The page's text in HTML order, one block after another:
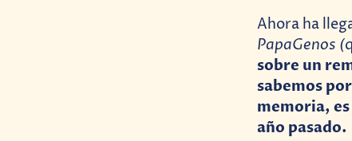
Ahora ha
PapaGenos (
sobre un
sabemos
memoria,
año pasado.